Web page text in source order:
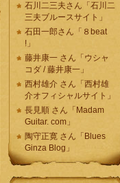
石川二三夫さん「石川二
三夫ブルースサイト」
石田一郎さん「８beat
!」
藤井康一 さん「ウシャ
コダ / 藤井康一」
西村雄介 さん「西村雄
介オフィシャルサイト」
長見順 さん「Madam
Guitar. com」
陶守正寛 さん「Blues
Ginza Blog」